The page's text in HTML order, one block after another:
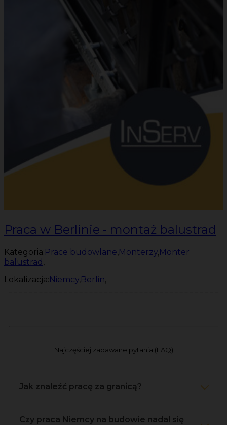
Praca w Berlinie - montaż balustrad
Kategoria:Prace budowlane,Monterzy,Monter
balustrad ,
Lokalizacja:Niemcy,Berlin,
Najczęściej zadawane pytania (FAQ)
Jak znaleźć pracę za granicą?
Czy praca Niemcy na budowie nadal się